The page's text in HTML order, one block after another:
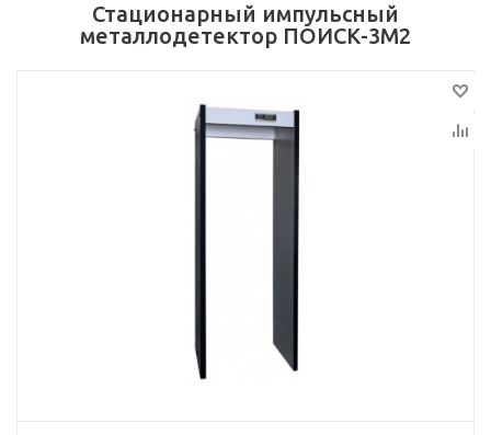
Стационарный импульсный
металлодетектор ПОИСК-3М2